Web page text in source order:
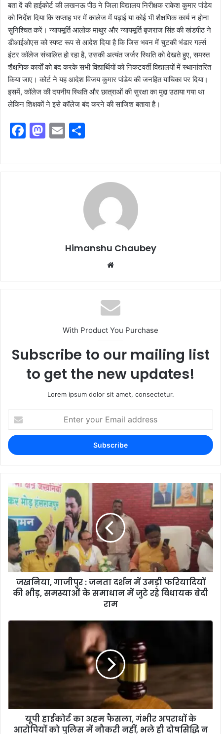
बता दें की हाईकोर्ट की लखनऊ पीठ ने जिला विद्यालय निरीक्षक राकेश कुमार पांडेय
को निर्देश दिया कि सप्ताह भर में कालेज में पढ़ाई या कोई भी शैक्षणिक कार्य न होना
सुनिश्चित करें। न्यायमूर्ति आलोक माथुर और न्यायमूर्ति बृजराज सिंह की खंडपीठ ने
डीआईओएस को स्पष्ट रूप से आदेश दिया है कि जिस भवन में चुटकी भंडार गर्ल्स
इंटर कॉलेज संचालित हो रहा है, उसकी अत्यंत जर्जर स्थिति को देखते हुए, समस्त
शैक्षणिक कार्यों को बंद करके सभी विद्यार्थियों को निकटवर्ती विद्यालयों में स्थानांतरित
किया जाए। कोर्ट ने यह आदेश विजय कुमार पांडेय की जनहित याचिका पर दिया।
इसमें, कॉलेज की दयनीय स्थिति और छात्राओं की सुरक्षा का मुद्दा उठाया गया था
लेकिन शिक्षकों ने इसे कॉलेज बंद करने की साजिश बताया है।
F
c
e
M
st
o
E
ai
l
ar
e
Himanshu Chaubey
With Product You Purchase
Subscribe to our mailing list
to get the new updates!
Lorem ipsum dolor sit amet, consectetur.
जखनिया, गाजीपुर : जनता दर्शन में उमड़ी फरियादियों
की भीड़, समस्याओं के समाधान में जुटे रहे विधायक बेदी
राम
यूपी हाईकोर्ट का अहम फैसला, गंभीर अपराधों के
आरोपियों को पुलिस में नौकरी नहीं, भले ही दोषसिद्धि न